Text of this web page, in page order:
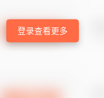
登录查看更多